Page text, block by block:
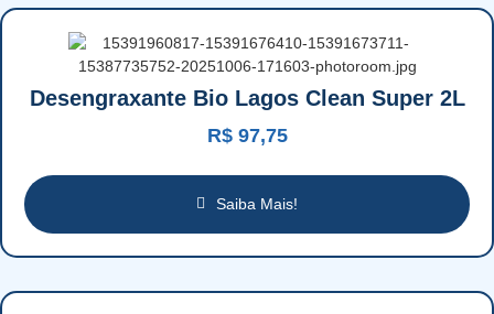
Desengraxante Bio Lagos Clean Super 2L
R$97,75
Saiba Mais!